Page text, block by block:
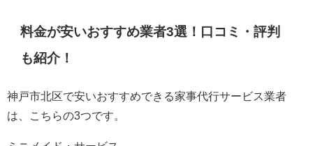
料金が安いおすすめ業者3選！口コミ・評判
も紹介！
神戸市北区で安いおすすめできる家事代行サービス業者
は、こちらの3つです。